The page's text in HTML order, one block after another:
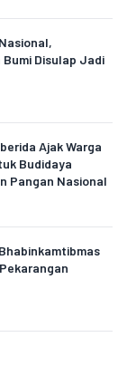
Disulap Jadi
Ajak Warga
Budidaya
Pangan Nasional